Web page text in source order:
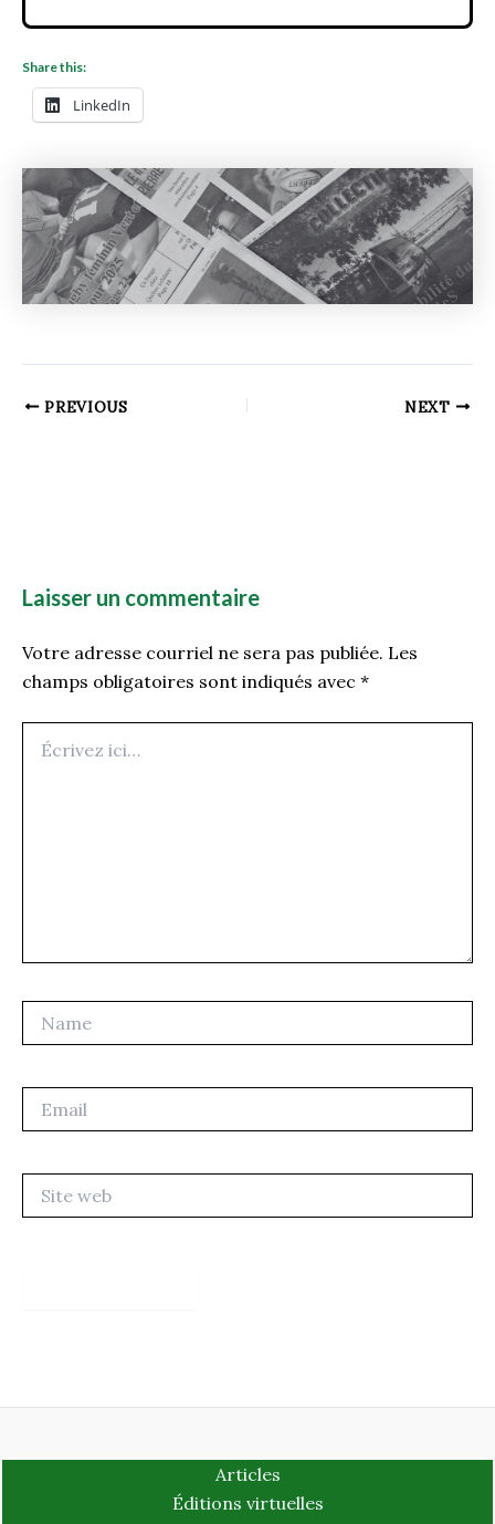
Share this:
LinkedIn
PREVIOUS NEXT
Laisser un commentaire
Votre adresse courriel ne sera pas publiée. Les
champs obligatoires sont indiqués avec *
ici…
web
Articles
Éditions virtuelles